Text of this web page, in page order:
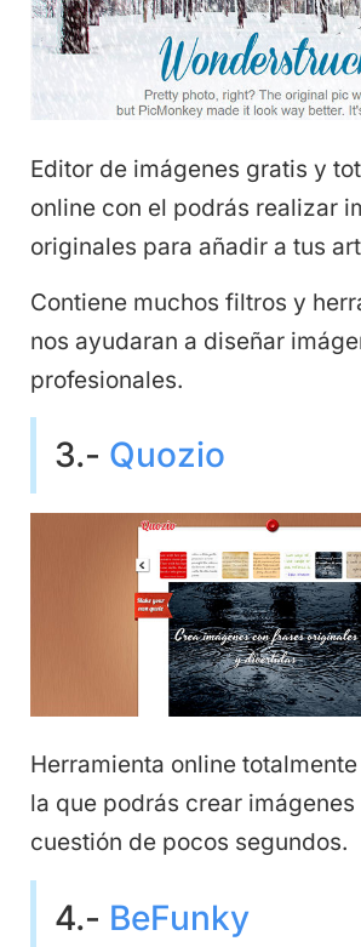
Editor de imágenes gratis y
online con el podrás realizar
originales para añadir a tus
Contiene muchos filtros y
nos ayudaran a diseñar
profesionales.
3.- Quozio
Herramienta online
la que podrás crear
cuestión de pocos segundos.
4.- BeFunky